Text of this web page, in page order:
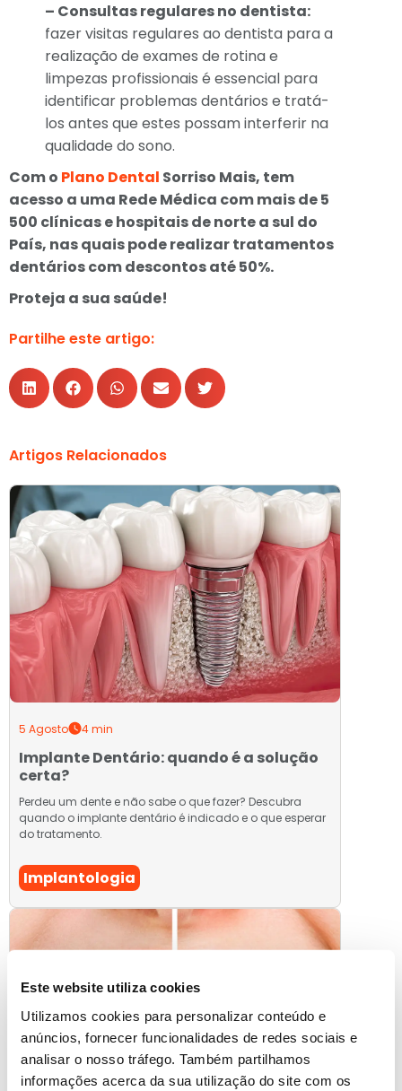
Este website utiliza cookies
Utilizamos cookies para personalizar conteúdo e
anúncios, fornecer funcionalidades de redes sociais e
analisar o nosso tráfego. Também partilhamos
informações acerca da sua utilização do site com os
– Consultas regulares no dentista:
fazer visitas regulares ao dentista para a
realização de exames de rotina e
limpezas profissionais é essencial para
identificar problemas dentários e tratá-
los antes que estes possam interferir na
qualidade do sono.
Com o Plano Dental Sorriso Mais, tem
acesso a uma Rede Médica com mais de 5
500 clínicas e hospitais de norte a sul do
País, nas quais pode realizar tratamentos
dentários com descontos até 50%.
Proteja a sua saúde!
Partilhe este artigo:
Artigos Relacionados
5 Agosto 4 min
Implante Dentário: quando é a solução
certa?
Perdeu um dente e não sabe o que fazer? Descubra
quando o implante dentário é indicado e o que esperar
do tratamento.
Implantologia